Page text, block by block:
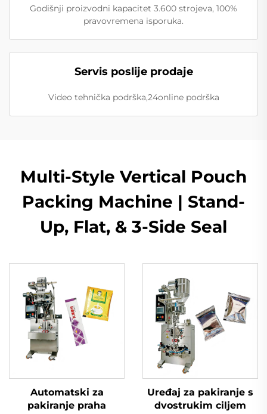
Godišnji proizvodni kapacitet 3.600 strojeva, 100%
pravovremena isporuka.
Servis poslije prodaje
Video tehnička podrška,24online podrška
Multi-Style Vertical Pouch
Packing Machine | Stand-
Up, Flat, & 3-Side Seal
Automatski za
pakiranje praha
Uređaj za pakiranje s
dvostrukim ciljem